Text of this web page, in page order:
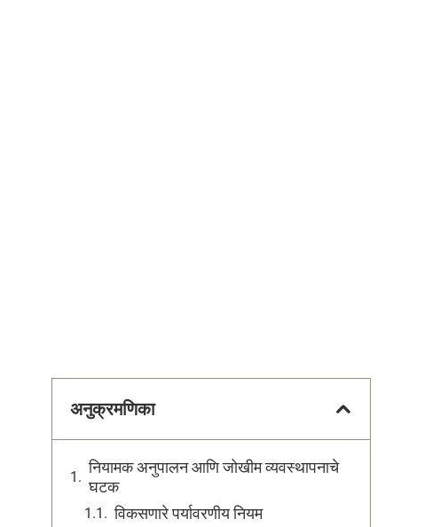
अनुक्रमणिका
नियामक अनुपालन आणि जोखीम व्यवस्थापनाचे
घटक
विकसणारे पर्यावरणीय नियम